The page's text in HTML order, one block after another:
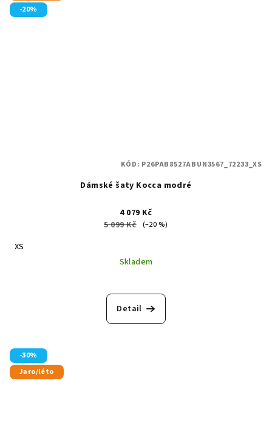
-20%
Dámské šaty Kocca modré
4 079 Kč
5 099 Kč
(–20 %)
XS
Skladem
Detail
KÓD: P26PAB8527ABUN3567_72233_XS
-30%
Jaro/léto